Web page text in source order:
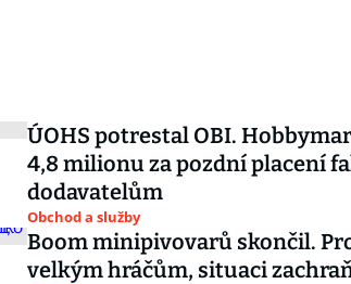
ÚOHS potrestal OBI.
4,8 milionu za pozdní placení
dodavatelům
Obchod a služby
Boom minipivovarů skončil.
velkým hráčům, situaci